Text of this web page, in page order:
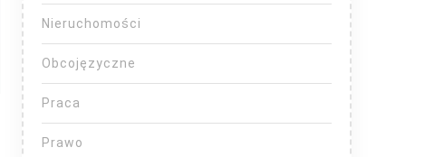
Nieruchomości
Obcojęzyczne
Praca
Prawo